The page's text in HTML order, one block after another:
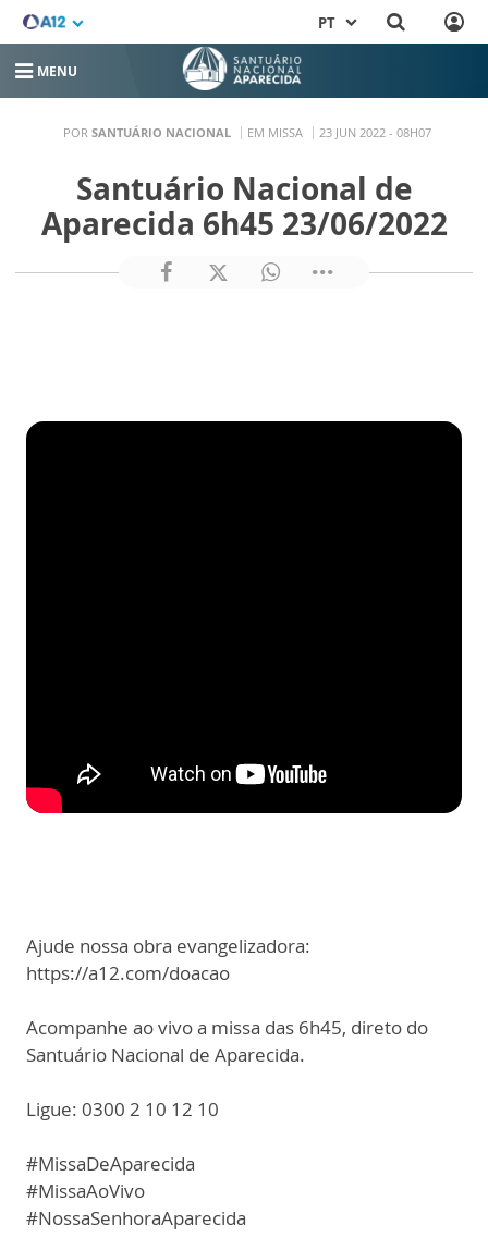
PT
MENU
POR SANTUÁRIO NACIONAL EM MISSA 23 JUN 2022 - 08H07
Santuário Nacional de
Aparecida 6h45 23/06/2022
Ajude nossa obra evangelizadora:
https://a12.com/doacao
Acompanhe ao vivo a missa das 6h45, direto do
Santuário Nacional de Aparecida.
Ligue: 0300 2 10 12 10
#MissaDeAparecida
#MissaAoVivo
#NossaSenhoraAparecida